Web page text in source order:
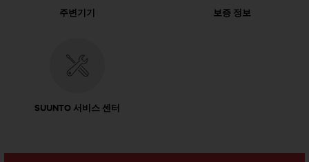
주변기기 보증 정보
SUUNTO 서비스 센터